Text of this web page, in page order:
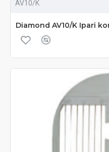
AV10/K
Diamond AV10/K Ipari